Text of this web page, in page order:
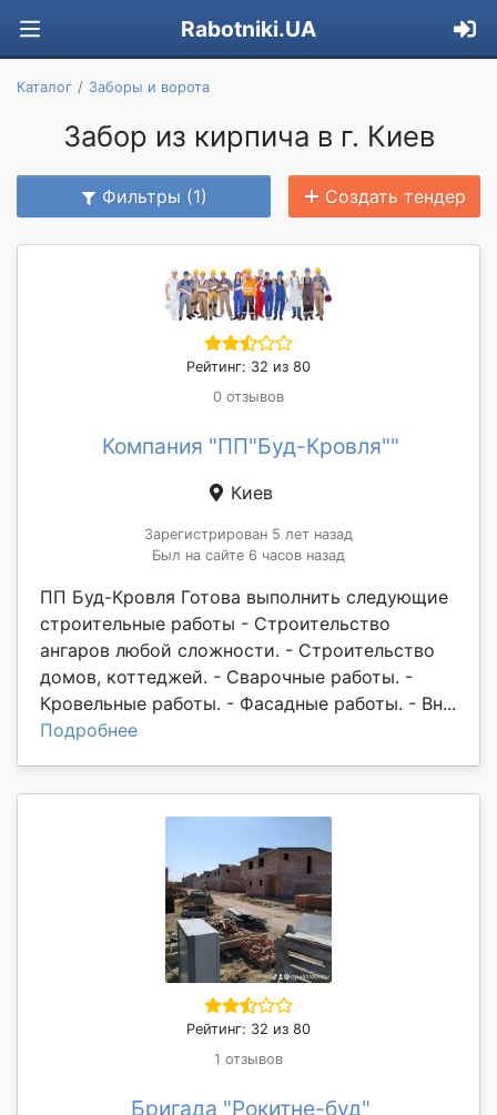
Rabotniki.UA
Каталог Заборы и ворота
Забор из кирпича в г. Киев
Фильтры (1) Создать тендер
Рейтинг: 32 из 80
0 отзывов
Компания "ПП"Буд-Кровля""
Киев
Зарегистрирован 5 лет назад
Был на сайте 6 часов назад
ПП Буд-Кровля Готова выполнить следующие
строительные работы - Строительство
ангаров любой сложности. - Строительство
домов, коттеджей. - Сварочные работы. -
Кровельные работы. - Фасадные работы. - Вн...
Подробнее
Рейтинг: 32 из 80
1 отзывов
Бригада "Рокитне-буд"